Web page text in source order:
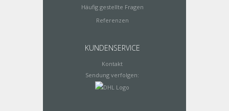
Häufig gestellte Fragen
Referenzen
KUNDENSERVICE
Kontakt
Sendung verfolgen: